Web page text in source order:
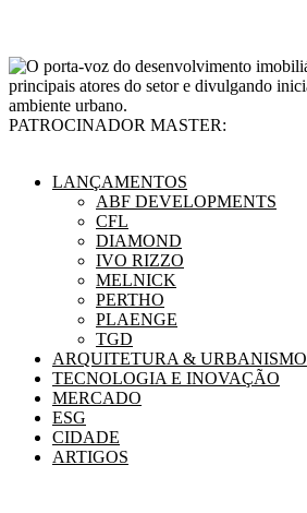
PATROCINADOR MASTER:
LANÇAMENTOS
ABF DEVELOPMENTS
CFL
DIAMOND
IVO RIZZO
MELNICK
PERTHO
PLAENGE
TGD
ARQUITETURA & URBANISMO
TECNOLOGIA E INOVAÇÃO
MERCADO
ESG
CIDADE
ARTIGOS